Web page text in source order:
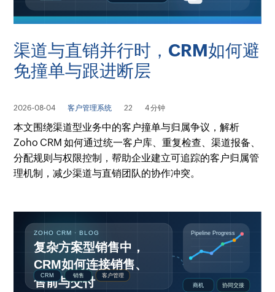
渠道与直销并行时，CRM如何避
免撞单与跟进断层
2026-08-04 客户管理系统 22 4 分钟
本文围绕渠道型业务中的客户撞单与归属争议，解析
Zoho CRM 如何通过统一客户库、重复检查、渠道报备、
分配规则与权限控制，帮助企业建立可追踪的客户归属管
理机制，减少渠道与直销团队的协作冲突。